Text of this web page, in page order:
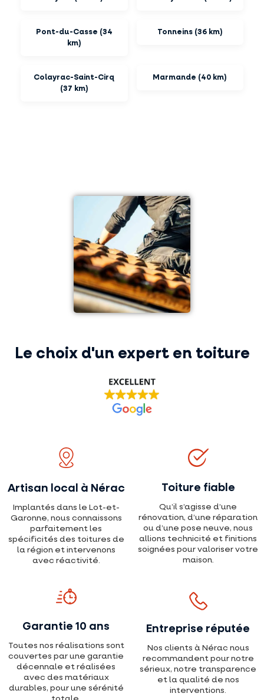
Pont-du-Casse (34
km)
Tonneins (36 km)
Colayrac-Saint-Cirq
(37 km)
Marmande (40 km)
Le choix d'un expert en toiture
Artisan local à Nérac
Implantés dans le Lot-et-
Garonne, nous connaissons
parfaitement les
spécificités des toitures de
la région et intervenons
avec réactivité.
Toiture fiable
Qu’il s’agisse d’une
rénovation, d’une réparation
ou d’une pose neuve, nous
allions technicité et finitions
soignées pour valoriser votre
maison.
Garantie 10 ans
Toutes nos réalisations sont
couvertes par une garantie
décennale et réalisées
avec des matériaux
durables, pour une sérénité
Entreprise réputée
Nos clients à Nérac nous
recommandent pour notre
sérieux, notre transparence
et la qualité de nos
interventions.